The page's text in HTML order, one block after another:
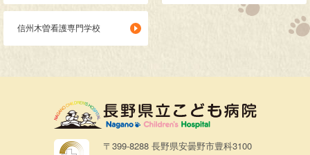
信州木曽看護専門学校
〒399-8288 長野県安曇野市豊科3100